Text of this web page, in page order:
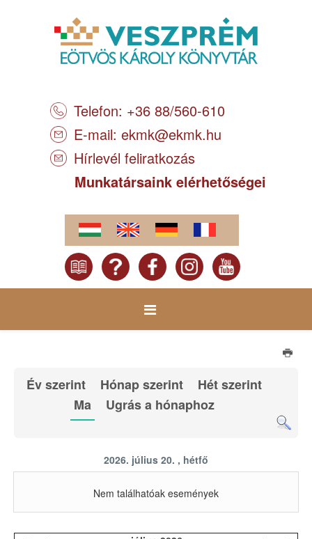
Telefon: +36 88/560-610
E-mail: ekmk@ekmk.hu
Hírlevél feliratkozás
Munkatársaink elérhetőségei
Év szerint Hónap szerint
Hét szerint
Ma
Ugrás a hónaphoz
2026. július 20. , hétfő
Nem találhatóak események